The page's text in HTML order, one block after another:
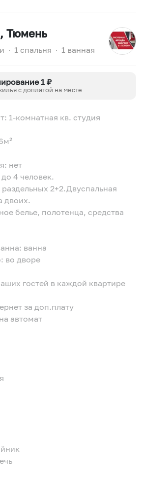
, Тюмень
∙ 1 спальня ∙ 1 ванная
1 ₽
с доплатой на месте
1-комнатная кв. студия
нет
4 человек.
2+2.Двуспальная
двоих.
белье, полотенца, средства
ванна
во дворе
гостей в каждой квартире
за доп.плату
автомат